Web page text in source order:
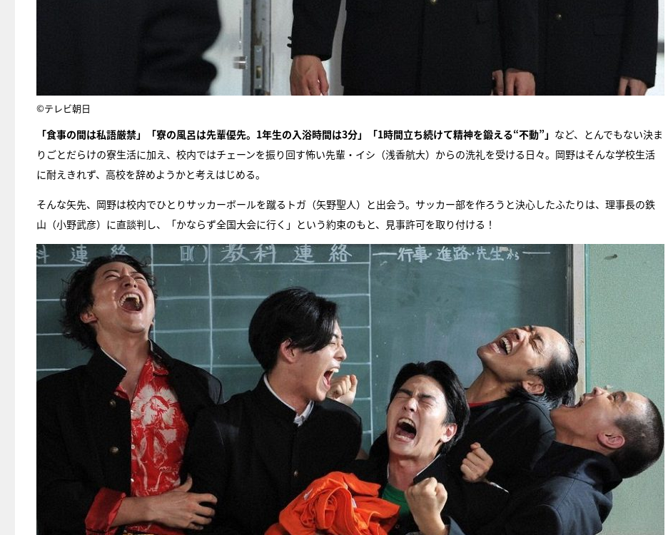
©テレビ朝日
「食事の間は私語厳禁」「寮の風呂は先輩優先。1年生の入浴時間は3分」「1時間立ち続けて精神を鍛える“不動”」 など、とんでもない決ま
りごとだらけの寮生活に加え、校内ではチェーンを振り回す怖い先輩・イシ（浅香航大）からの洗礼を受ける日々。岡野はそんな学校生活
に耐えきれず、高校を辞めようかと考えはじめる。
そんな矢先、岡野は校内でひとりサッカーボールを蹴るトガ（矢野聖人）と出会う。サッカー部を作ろうと決心したふたりは、理事長の鉄
山（小野武彦）に直談判し、「かならず全国大会に行く」という約束のもと、見事許可を取り付ける！